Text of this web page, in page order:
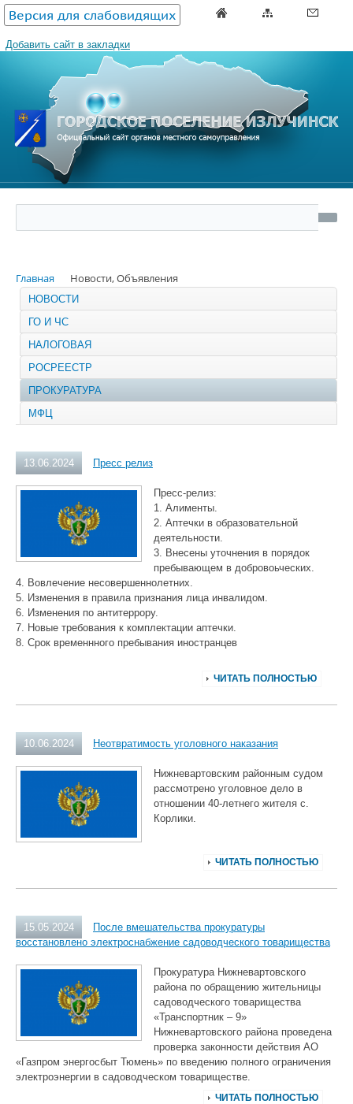
Версия для слабовидящих
Добавить сайт в закладки
Главная Новости, Объявления
НОВОСТИ
ГО И ЧС
НАЛОГОВАЯ
РОСРЕЕСТР
ПРОКУРАТУРА
МФЦ
13.06.2024 Пресс релиз
Пресс-релиз:
1. Алименты.
2. Аптечки в образовательной
деятельности.
3. Внесены уточнения в порядок
пребывающем в добровоьческих.
4. Вовлечение несовершеннолетних.
5. Изменения в правила признания лица инвалидом.
6. Изменения по антитеррору.
7. Новые требования к комплектации аптечки.
8. Срок временнного пребывания иностранцев
ЧИТАТЬ ПОЛНОСТЬЮ
10.06.2024 Неотвратимость уголовного наказания
Нижневартовским районным судом
рассмотрено уголовное дело в
отношении 40-летнего жителя с.
Корлики.
ЧИТАТЬ ПОЛНОСТЬЮ
15.05.2024
После вмешательства прокуратуры
восстановлено электроснабжение садоводческого товарищества
Прокуратура Нижневартовского
района по обращению жительницы
садоводческого товарищества
«Транспортник – 9»
Нижневартовского района проведена
проверка законности действия АО
«Газпром энергосбыт Тюмень» по введению полного ограничения
электроэнергии в садоводческом товариществе.
ЧИТАТЬ ПОЛНОСТЬЮ